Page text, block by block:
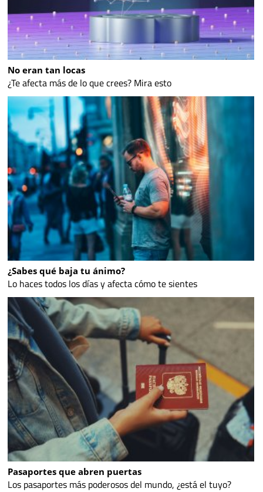
No eran tan locas
¿Te afecta más de lo que crees? Mira esto
¿Sabes qué baja tu ánimo?
Lo haces todos los días y afecta cómo te sientes
Pasaportes que abren puertas
Los pasaportes más poderosos del mundo, ¿está el tuyo?